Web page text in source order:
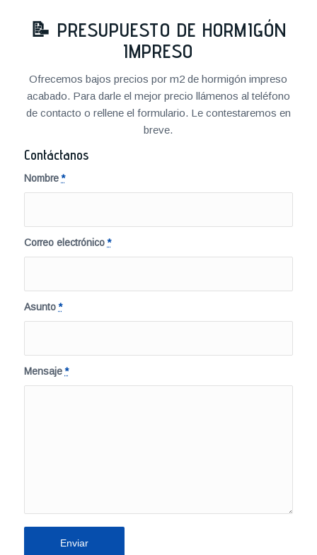
📝 PRESUPUESTO DE HORMIGÓN
IMPRESO
Ofrecemos bajos precios por m2 de hormigón impreso
acabado. Para darle el mejor precio llámenos al teléfono
de contacto o rellene el formulario. Le contestaremos en
breve.
Contáctanos
Nombre*
Correo electrónico*
Asunto*
Mensaje*